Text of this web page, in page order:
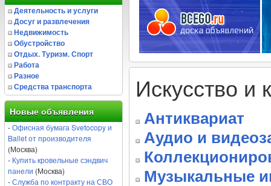
Деятельность и услуги
Досуг и развлечения
Недвижимость
Обустройство
Отдых. Туризм. Спорт
Работа
Разное
Средства транспорта
Новые объявления
-Офисная бумага Svetocopy и
Ballet от производителя
(Москва)
- Купить кровельные сэндвич
панели (Москва)
-Служба по контракту на СВО
Искусство и
Антиквариат
Аудио и
Музыкальные